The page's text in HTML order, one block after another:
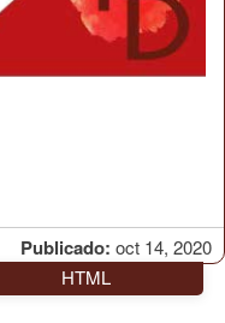
Publicado: oct 14, 2020
HTML